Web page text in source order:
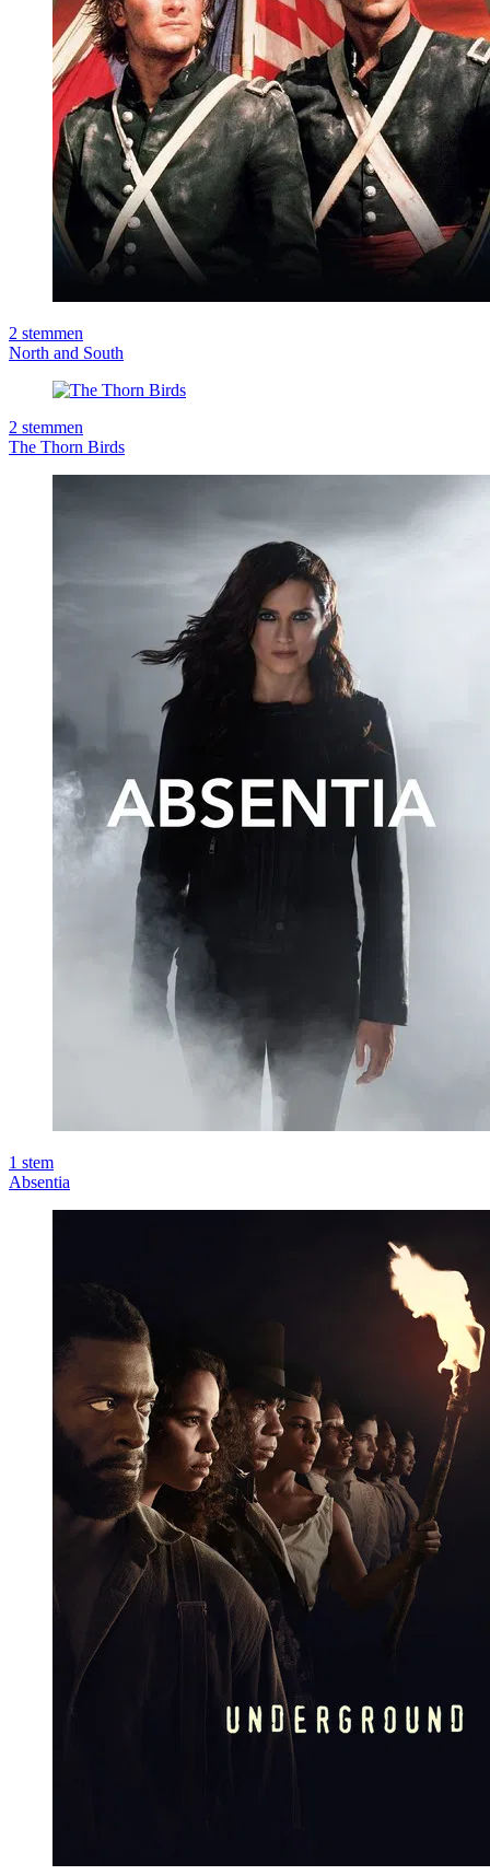
2 stemmen
North and South
2 stemmen
The Thorn Birds
1 stem
Absentia